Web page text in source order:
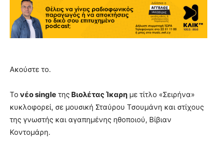
Ακούστε το.
Το νέο single της Βιολέτας Ίκαρη με τίτλο «Σειρήνα»
κυκλοφορεί, σε μουσική Σταύρου Τσουμάνη και στίχους
της γνωστής και αγαπημένης ηθοποιού, Βίβιαν
Κοντομάρη.